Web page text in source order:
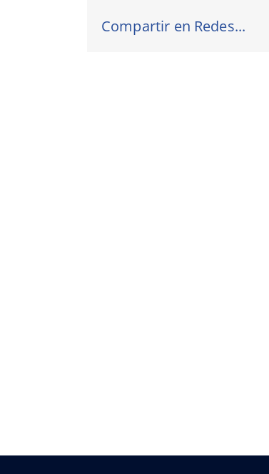
Compartir en Redes...